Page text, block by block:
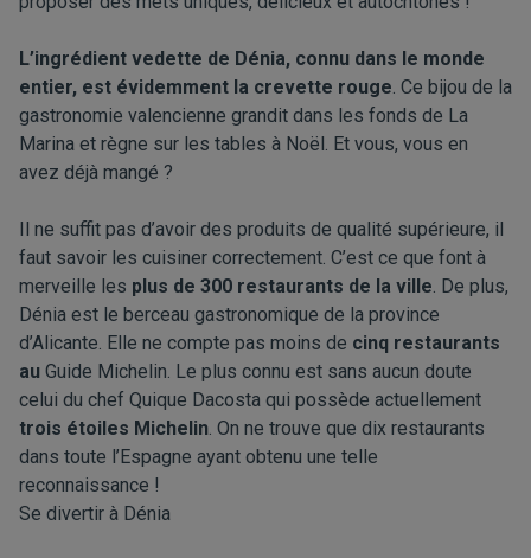
L’ingrédient vedette de Dénia, connu dans le monde
entier, est évidemment la crevette rouge. Ce bijou de la
gastronomie valencienne grandit dans les fonds de La
Marina et règne sur les tables à Noël. Et vous, vous en
avez déjà mangé ?
Il ne suffit pas d’avoir des produits de qualité supérieure, il
faut savoir les cuisiner correctement. C’est ce que font à
merveille les plus de 300 restaurants de la ville. De plus,
Dénia est le berceau gastronomique de la province
d’Alicante. Elle ne compte pas moins de cinq restaurants
au Guide Michelin. Le plus connu est sans aucun doute
celui du chef Quique Dacosta qui possède actuellement
trois étoiles Michelin. On ne trouve que dix restaurants
dans toute l’Espagne ayant obtenu une telle
reconnaissance !
Se divertir à Dénia